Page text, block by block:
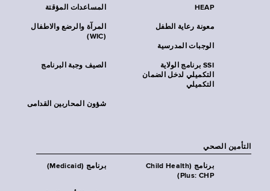
المساعدات المؤقتة HEAP
المرآة والرضع والاطفال
(WIC)
معونة رعاية الطفل
الوجبات المدرسية
الصيف وجبة البرنامج
SSI برنامج الولاية
التكميلي لدخل الضمان
التكميلي
شؤون المحاربين القدامى
التأمين الصحي
برنامج (Medicaid)
برنامج (Child Health
Plus: CHP)